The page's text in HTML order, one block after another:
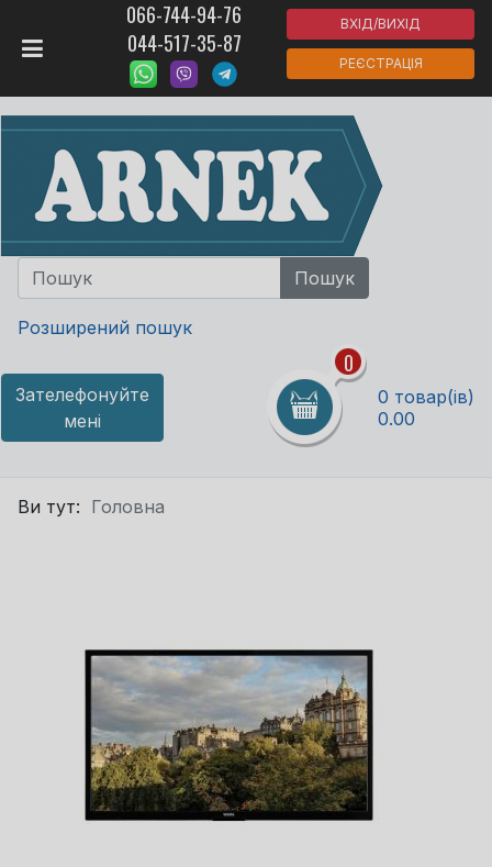
066-744-94-76
044-517-35-87
ВХІД/ВИХІД
РЕЄСТРАЦІЯ
Розширений пошук
Зателефонуйте
мені
0
0 товар(ів)
0.00
Ви тут: Головна